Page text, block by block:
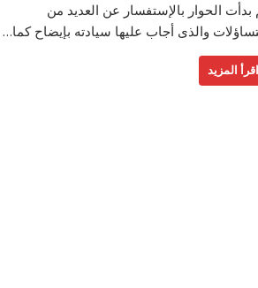
بدأت الحوار بالإستفسار عن العديد من
والذى أجاب عليها سيادته بإيضاح كما…
اقرأ المزيد